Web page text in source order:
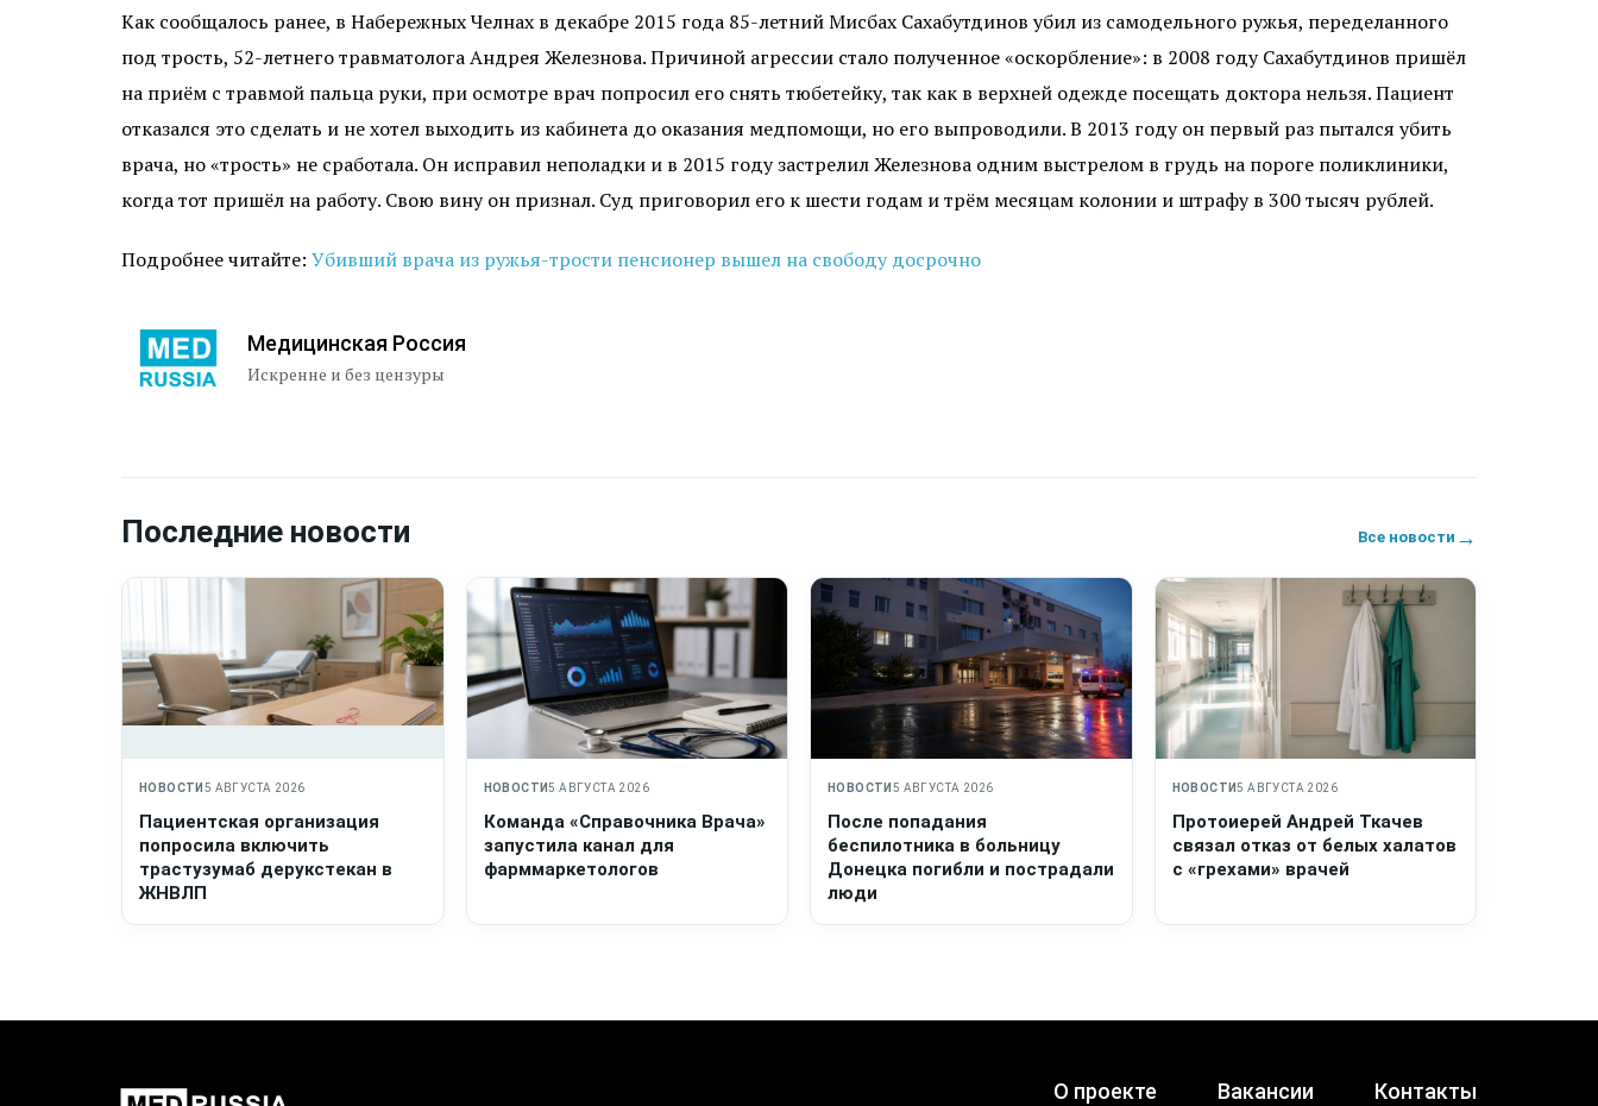
Как сообщалось ранее, в Набережных Челнах в декабре 2015 года 85-летний Мисбах Сахабутдинов убил из самодельного ружья, переделанного
под трость, 52-летнего травматолога Андрея Железнова. Причиной агрессии стало полученное «оскорбление»: в 2008 году Сахабутдинов пришёл
на приём с травмой пальца руки, при осмотре врач попросил его снять тюбетейку, так как в верхней одежде посещать доктора нельзя. Пациент
отказался это сделать и не хотел выходить из кабинета до оказания медпомощи, но его выпроводили. В 2013 году он первый раз пытался убить
врача, но «трость» не сработала. Он исправил неполадки и в 2015 году застрелил Железнова одним выстрелом в грудь на пороге поликлиники,
когда тот пришёл на работу. Свою вину он признал. Суд приговорил его к шести годам и трём месяцам колонии и штрафу в 300 тысяч рублей.
Подробнее читайте: Убивший врача из ружья-трости пенсионер вышел на свободу досрочно
Медицинская Россия
Искренне и без цензуры
Последние новости Все новости →
НОВОСТИ 5 АВГУСТА 2026
Пациентская организация
попросила включить
трастузумаб дерукстекан в
ЖНВЛП
НОВОСТИ5 АВГУСТА 2026
Команда «Справочника Врача»
запустила канал для
фарммаркетологов
НОВОСТИ 5 АВГУСТА 2026
После попадания
беспилотника в больницу
Донецка погибли и пострадали
люди
НОВОСТИ5 АВГУСТА 2026
Протоиерей Андрей Ткачев
связал отказ от белых халатов
с «грехами» врачей
О проекте Вакансии Контакты